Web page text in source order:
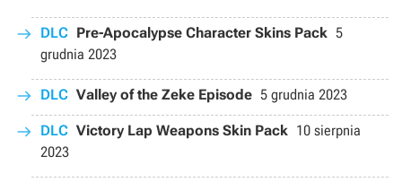
DLC Pre-Apocalypse Character Skins Pack 5
grudnia 2023
DLC Valley of the Zeke Episode 5 grudnia 2023
DLC Victory Lap Weapons Skin Pack 10 sierpnia
2023